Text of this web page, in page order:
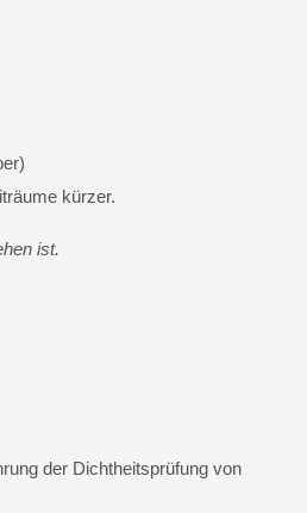
kürzer.
ist.
der Dichtheitsprüfung von